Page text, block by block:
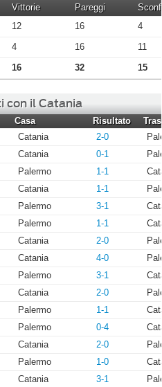
Vittorie Pareggi
12 16
4
4 16
11
16 32 15
con il Catania
Casa Risultato
Catania 2-0
Catania 0-1
Palermo 1-1
Catania 1-1
Palermo 3-1
Palermo 1-1
Catania 2-0
Catania 4-0
Palermo 3-1
Catania 2-0
Palermo 1-1
Palermo 0-4
Catania 2-0
Palermo 1-0
Catania 3-1